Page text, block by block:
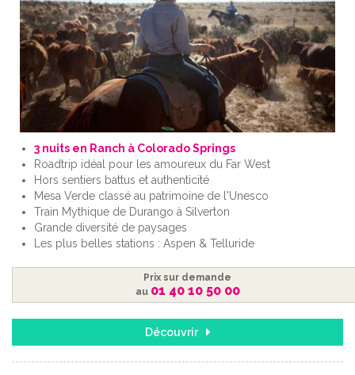
3 nuits en Ranch à Colorado Springs
Roadtrip idéal pour les amoureux du Far West
Hors sentiers battus et authenticité
Mesa Verde classé au patrimoine de l'Unesco
Train Mythique de Durango à Silverton
Grande diversité de paysages
Les plus belles stations : Aspen & Telluride
Prix sur demande
au 01 40 10 50 00
Découvrir